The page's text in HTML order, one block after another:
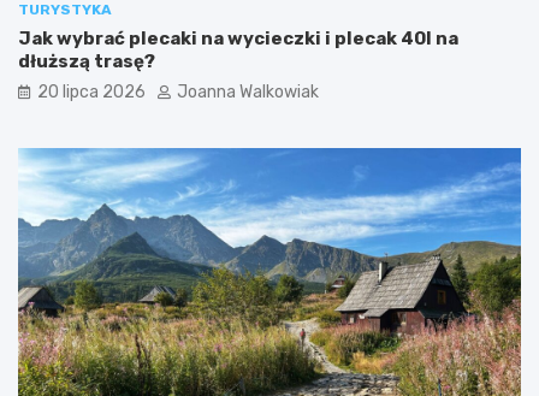
TURYSTYKA
Jak wybrać plecaki na wycieczki i plecak 40l na
dłuższą trasę?
20 lipca 2026 Joanna Walkowiak